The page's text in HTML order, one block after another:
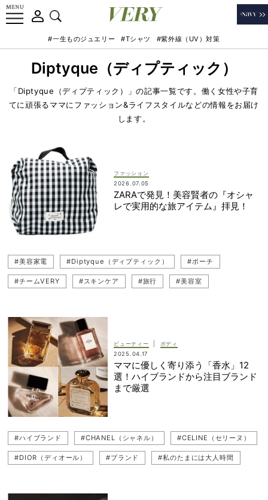
#一生ものジュエリー #Tシャツ #紫外線（UV）対策
Diptyque（ディプティック）
「Diptyque（ディプティック）」の記事一覧です。働く女性や子育
てに頑張るママにファッション&ライフスタイルなどの情報をお届け
します。
ファッション
2026.07.05
ZARAで発見！美容賢者の『オシャ
レで実用的な旅アイテム』拝見！
#美容家電 #Diptyque（ディプティック） #ポーチ
#チームVERY #スキンケア #旅行 #美容室
ビューティー
ボディ
2025.04.17
ママに優しく寄り添う「香水」12
選！ハイブランドから注目ブランド
まで厳選
#ハイブランド #CHANEL（シャネル） #CELINE（セリーヌ）
#DIOR（ディオール） #ブランド #私のたまには大人時間